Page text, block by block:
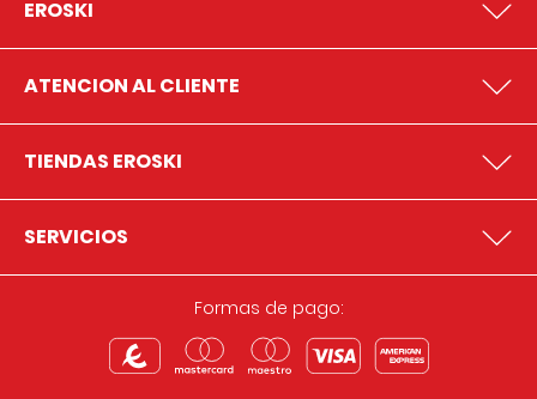
EROSKI
ATENCION AL CLIENTE
TIENDAS EROSKI
SERVICIOS
Formas de pago: